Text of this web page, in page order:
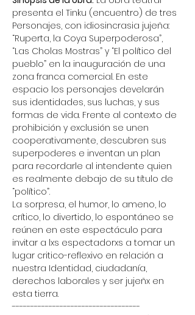
presenta el Tinku (encuentro) de tres
Personajes, con idiosincrasia jujeña:
“Ruperta, la Coya Superpoderosa”,
“Las Cholas Mostras” y “El político del
pueblo” en la inauguración de una
zona franca comercial. En este
espacio los personajes develarán
sus identidades, sus luchas, y sus
formas de vida. Frente al contexto de
prohibición y exclusión se unen
cooperativamente, descubren sus
superpoderes e inventan un plan
para recordarle al intendente quien
es realmente debajo de su título de
“político”.
La sorpresa, el humor, lo ameno, lo
crítico, lo divertido, lo espontáneo se
reúnen en este espectáculo para
invitar a lxs espectadorxs a tomar un
lugar critico-reflexivo en relación a
nuestra Identidad, ciudadanía,
derechos laborales y ser jujeñx en
esta tierra.
-----------------------------------